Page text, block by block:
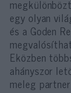
egy olyan
és a Goden
Eközben
ahányszor
meleg